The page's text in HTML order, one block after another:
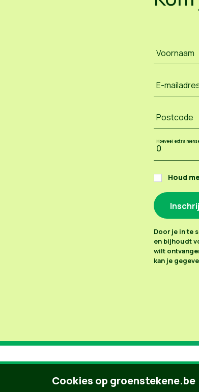
Voornaam
E-
Postcode
Hoeveel extra
Houd
Door je in te
en bijhoudt
wilt
kan je
Cookies op groenstekene.be